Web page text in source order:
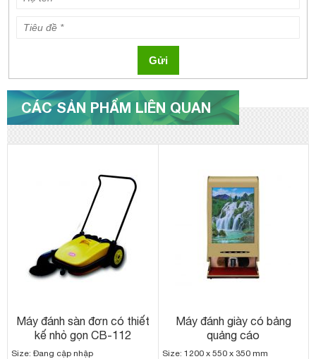
Gửi
CÁC SẢN PHẨM LIÊN QUAN
Máy đánh sàn đơn có thiết
kế nhỏ gọn CB-112
Size: Đang cập nhập
Máy đánh giày có bảng
quảng cáo
Size: 1200 x 550 x 350 mm